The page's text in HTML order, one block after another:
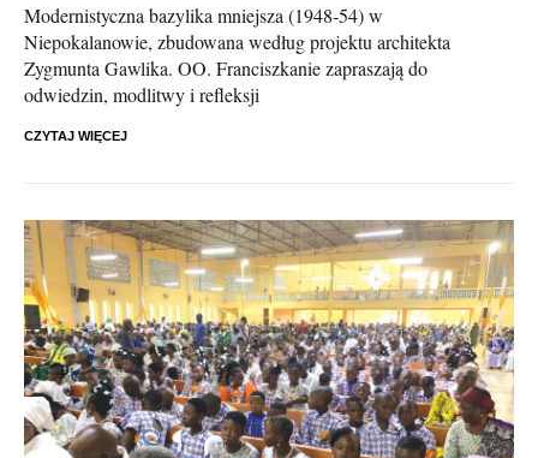
Modernistyczna bazylika mniejsza (1948-54) w
Niepokalanowie, zbudowana według projektu architekta
Zygmunta Gawlika. OO. Franciszkanie zapraszają do
odwiedzin, modlitwy i refleksji
CZYTAJ WIĘCEJ